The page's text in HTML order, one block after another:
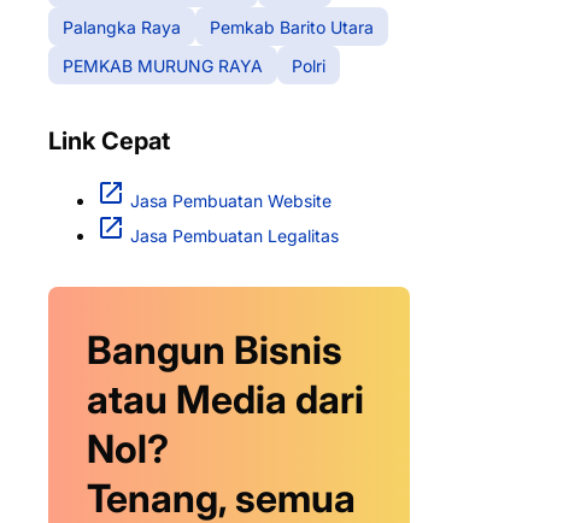
Palangka Raya
Pemkab Barito Utara
PEMKAB MURUNG RAYA
Polri
Link Cepat
Jasa Pembuatan Website
Jasa Pembuatan Legalitas
Bangun Bisnis
atau Media dari
Nol?
Tenang, semua